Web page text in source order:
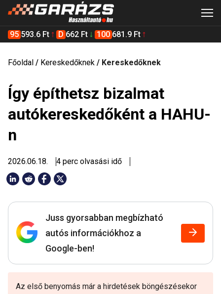
95 593.6 Ft D 662 Ft 100 681.9 Ft
Főoldal / Kereskedőknek / Kereskedőknek
Így építhetsz bizalmat
autókereskedőként a HAHU-
n
2026.06.18. 4 perc olvasási idő
Juss gyorsabban megbízható
autós információkhoz a
Google-ben!
Az első benyomás már a hirdetések böngészésekor